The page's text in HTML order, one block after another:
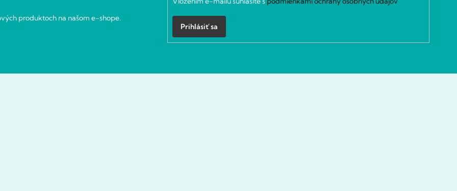
produktoch na našom e-shope.
Prihlásiť sa